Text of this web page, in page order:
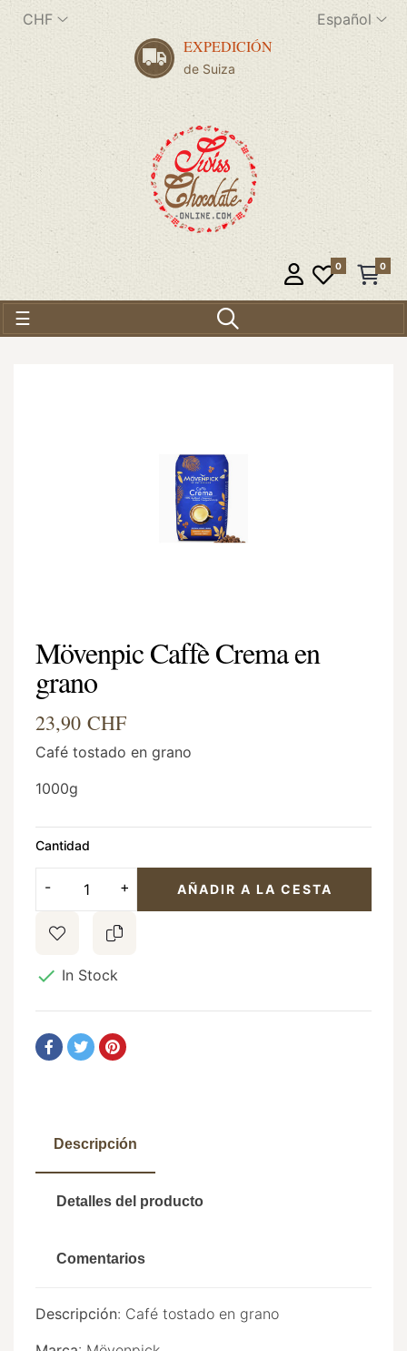
CHF Español
EXPEDICIÓN
de Suiza
0 0
Navegación de palanca
☰
Mövenpic Caffè Crema en
grano
23,90 CHF
Café tostado en grano
1000g
Cantidad
AÑADIR A LA CESTA
 In Stock
Descripción
Detalles del producto
Comentarios
Descripción: Café tostado en grano